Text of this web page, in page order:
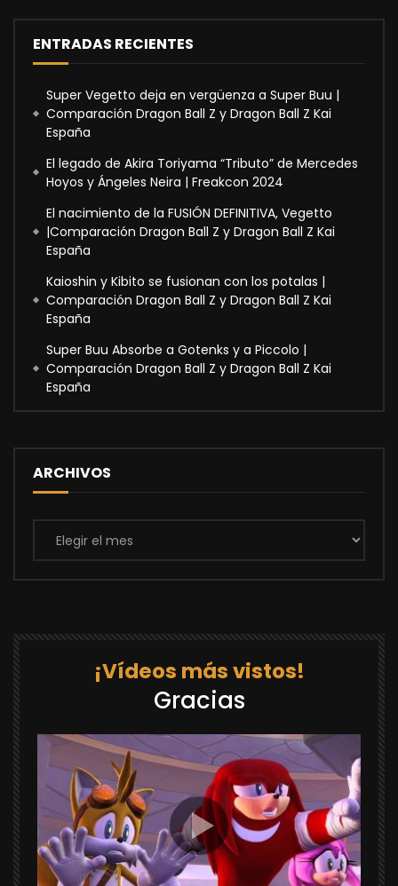
ENTRADAS RECIENTES
Super Vegetto deja en vergüenza a Super Buu |
Comparación Dragon Ball Z y Dragon Ball Z Kai
España
El legado de Akira Toriyama “Tributo” de Mercedes
Hoyos y Ángeles Neira | Freakcon 2024
El nacimiento de la FUSIÓN DEFINITIVA, Vegetto
|Comparación Dragon Ball Z y Dragon Ball Z Kai
España
Kaioshin y Kibito se fusionan con los potalas |
Comparación Dragon Ball Z y Dragon Ball Z Kai
España
Super Buu Absorbe a Gotenks y a Piccolo |
Comparación Dragon Ball Z y Dragon Ball Z Kai
España
ARCHIVOS
Archivos
¡Vídeos más vistos!
Gracias